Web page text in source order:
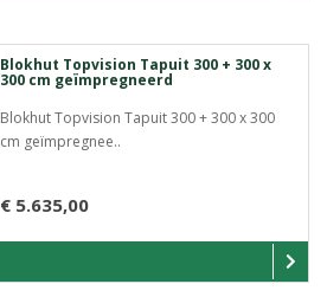
Blokhut Topvision Tapuit 300 + 300 x
300 cm geïmpregneerd
Blokhut Topvision Tapuit 300 + 300 x 300
cm geïmpregnee..
€ 5.635,00